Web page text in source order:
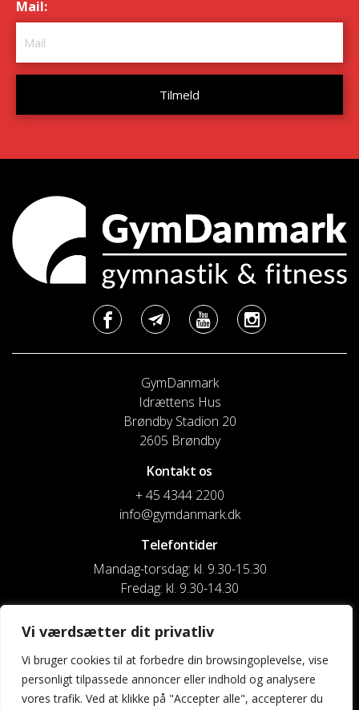
Vi værdsætter dit privatliv
Vi bruger cookies til at forbedre din browsingoplevelse, vise
personligt tilpassede annoncer eller indhold og analysere
vores trafik. Ved at klikke på "Accepter alle", accepterer du
Mail:
GymDanmark
Idrættens Hus
Brøndby Stadion 20
2605 Brøndby
Kontakt os
+ 45 4344 2200
info@gymdanmark.dk
Telefontider
Mandag-torsdag: kl. 9.30-15.30
Fredag: kl. 9.30-14.30
CVR nr. 20916818
Reg. & Kontonr.: 4180 3119119022
Privatlivspolitik og cookies